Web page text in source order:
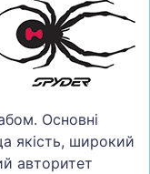
Основні
якість, широкий
авторитет